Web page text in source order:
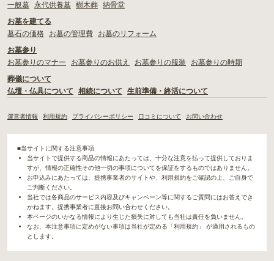
一般墓
永代供養墓 樹木葬 納骨堂
お墓を建てる
墓石の価格
お墓の管理費
お墓のリフォーム
お墓参り
お墓参りのマナー
お墓参りのお供え お墓参りの服装
お墓参りの時期
葬儀について
仏壇・仏具について
相続について 生前準備・終活について
運営者情報 利用規約 プライバシーポリシー 口コミについて お問い合わせ
■当サイトに関する注意事項
当サイトで提供する商品の情報にあたっては、十分な注意を払って提供しておりま
すが、情報の正確性その他一切の事項についてを保証をするものではありません。
お申込みにあたっては、提携事業者のサイトや、利用規約をご確認の上、ご自身で
ご判断ください。
当社では各商品のサービス内容及びキャンペーン等に関するご質問にはお答えでき
かねます。提携事業者に直接お問い合わせください。
本ページのいかなる情報により生じた損失に対しても当社は責任を負いません。
なお、本注意事項に定めがない事項は当社が定める「利用規約」 が適用されるもの
とします。